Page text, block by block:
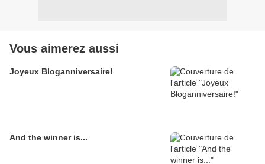
Vous aimerez aussi
Joyeux Bloganniversaire!
And the winner is...